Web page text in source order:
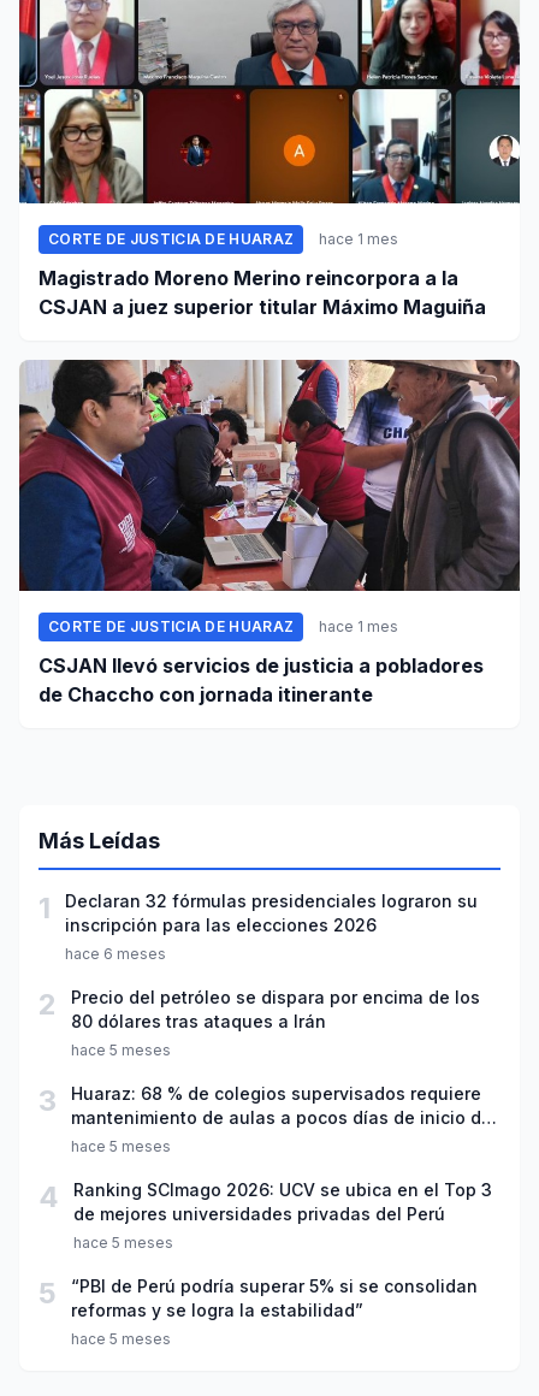
CORTE DE JUSTICIA DE HUARAZ hace 1 mes
Magistrado Moreno Merino reincorpora a la
CSJAN a juez superior titular Máximo Maguiña
CORTE DE JUSTICIA DE HUARAZ hace 1 mes
CSJAN llevó servicios de justicia a pobladores
de Chaccho con jornada itinerante
Más Leídas
1
Declaran 32 fórmulas presidenciales lograron su
inscripción para las elecciones 2026
hace 6 meses
2
Precio del petróleo se dispara por encima de los
80 dólares tras ataques a Irán
hace 5 meses
3
Huaraz: 68 % de colegios supervisados requiere
mantenimiento de aulas a pocos días de inicio del
año escolar 2026
hace 5 meses
4
Ranking SCImago 2026: UCV se ubica en el Top 3
de mejores universidades privadas del Perú
hace 5 meses
5
“PBI de Perú podría superar 5% si se consolidan
reformas y se logra la estabilidad”
hace 5 meses